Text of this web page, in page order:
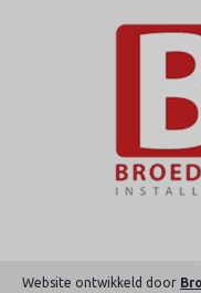
Website ontwikkeld door